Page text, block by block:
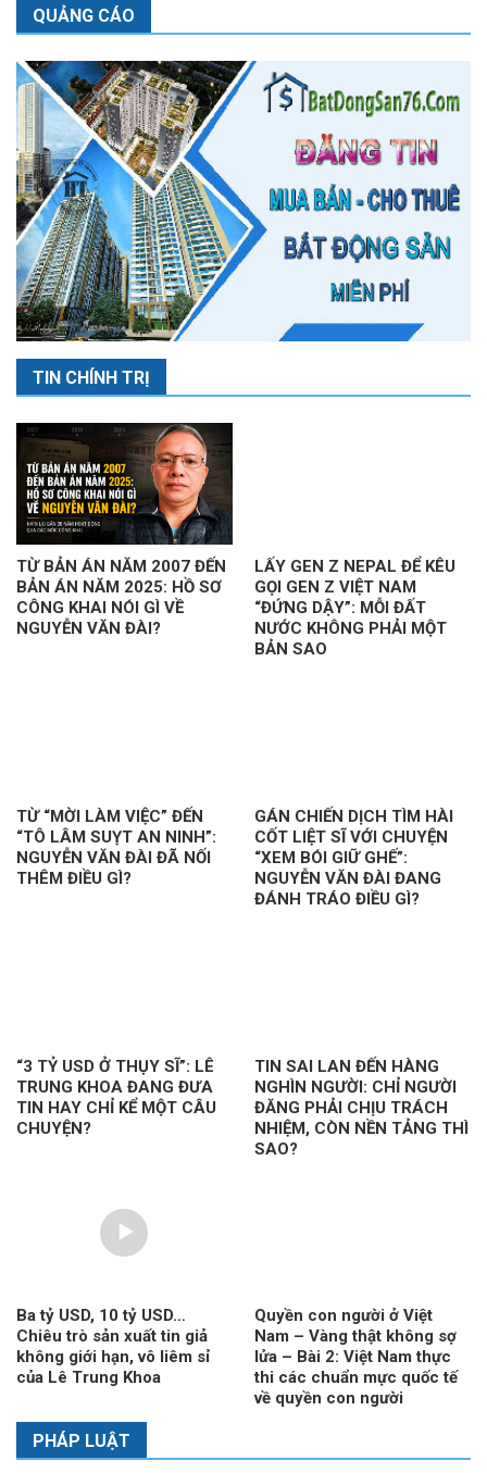
QUẢNG CÁO
TIN CHÍNH TRỊ
TỪ BẢN ÁN NĂM 2007 ĐẾN
BẢN ÁN NĂM 2025: HỒ SƠ
CÔNG KHAI NÓI GÌ VỀ
NGUYỄN VĂN ĐÀI?
LẤY GEN Z NEPAL ĐỂ KÊU
GỌI GEN Z VIỆT NAM
“ĐỨNG DẬY”: MỖI ĐẤT
NƯỚC KHÔNG PHẢI MỘT
BẢN SAO
TỪ “MỜI LÀM VIỆC” ĐẾN
“TÔ LÂM SUỴT AN NINH”:
NGUYỄN VĂN ĐÀI ĐÃ NỐI
THÊM ĐIỀU GÌ?
GÁN CHIẾN DỊCH TÌM HÀI
CỐT LIỆT SĨ VỚI CHUYỆN
“XEM BÓI GIỮ GHẾ”:
NGUYỄN VĂN ĐÀI ĐANG
ĐÁNH TRÁO ĐIỀU GÌ?
“3 TỶ USD Ở THỤY SĨ”: LÊ
TRUNG KHOA ĐANG ĐƯA
TIN HAY CHỈ KỂ MỘT CÂU
CHUYỆN?
TIN SAI LAN ĐẾN HÀNG
NGHÌN NGƯỜI: CHỈ NGƯỜI
ĐĂNG PHẢI CHỊU TRÁCH
NHIỆM, CÒN NỀN TẢNG THÌ
SAO?
Ba tỷ USD, 10 tỷ USD…
Chiêu trò sản xuất tin giả
không giới hạn, vô liêm sỉ
của Lê Trung Khoa
Quyền con người ở Việt
Nam – Vàng thật không sợ
lửa – Bài 2: Việt Nam thực
thi các chuẩn mực quốc tế
về quyền con người
PHÁP LUẬT